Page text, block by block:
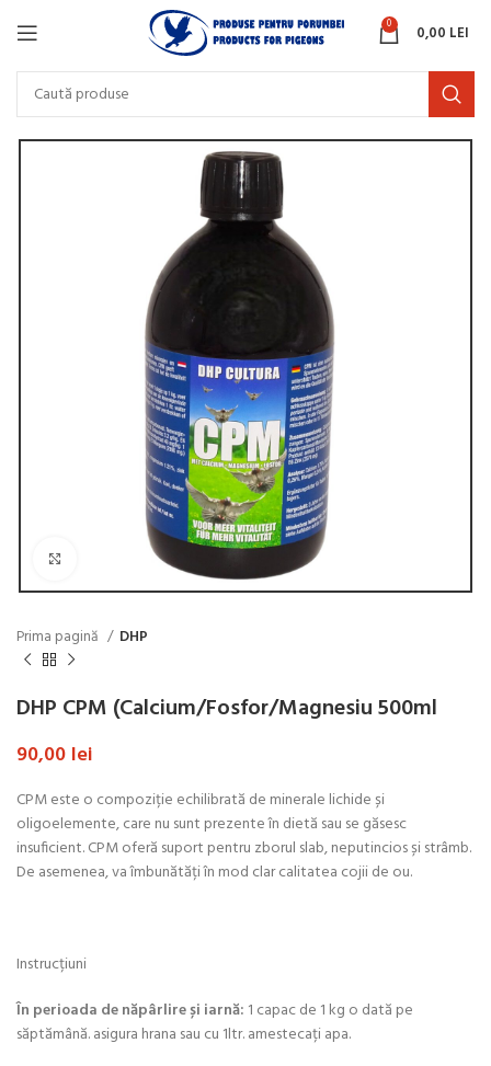
0 0,00 LEI
Click to enlarge
Prima pagină DHP
DHP CPM (Calcium/Fosfor/Magnesiu 500ml
90,00 lei
CPM este o compoziție echilibrată de minerale lichide și
oligoelemente, care nu sunt prezente în dietă sau se găsesc
insuficient. CPM oferă suport pentru zborul slab, neputincios și strâmb.
De asemenea, va îmbunătăți în mod clar calitatea cojii de ou.
Instrucțiuni
În perioada de năpârlire și iarnă: 1 capac de 1 kg o dată pe
săptămână. asigura hrana sau cu 1ltr. amestecați apa.